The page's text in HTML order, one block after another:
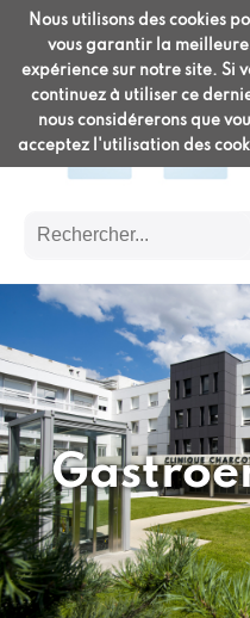
Nous utilisons des cookies
vous garantir la meilleure
expérience sur notre site. Si
continuez à utiliser ce
nous considérerons que
acceptez l'utilisation des
Pré-